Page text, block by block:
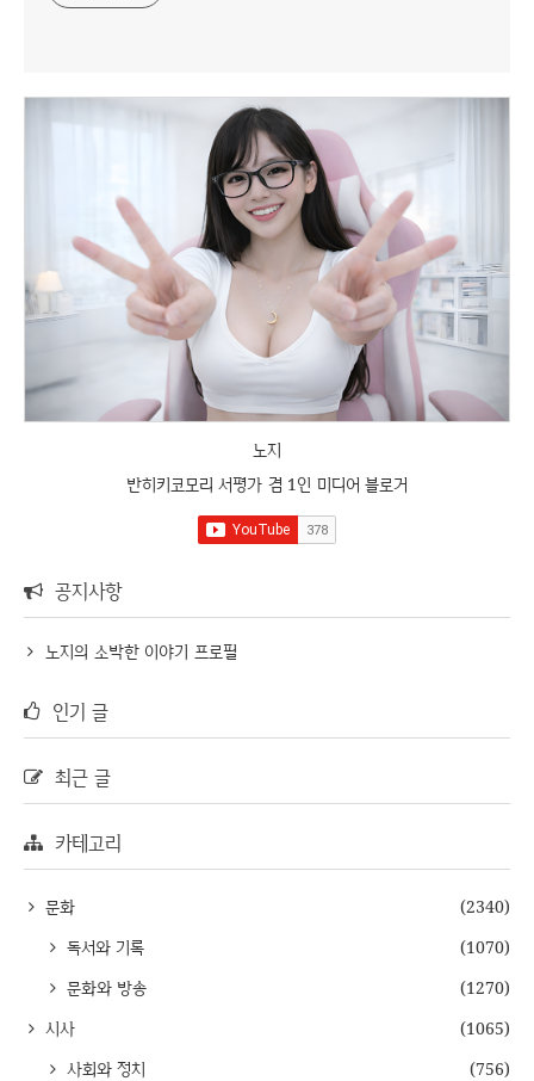
노지
반히키코모리 서평가 겸 1인 미디어 블로거
공지사항
노지의 소박한 이야기 프로필
인기 글
최근 글
카테고리
문화
(2340)
독서와 기록
(1070)
문화와 방송
(1270)
시사
(1065)
사회와 정치
(756)